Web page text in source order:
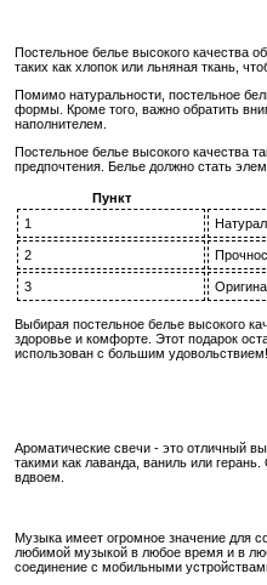
Постельное белье высокого качества
таких как хлопок или льняная ткань,
Помимо натуральности, постельное
формы. Кроме того, важно обратить
наполнителем.
Постельное белье высокого качества
предпочтения. Белье должно стать
Пункт
1
2
3
Выбирая постельное белье высокого
здоровье и комфорте. Этот подарок
использован с большим удовольствием!
Ароматические свечи - это отличный
такими как лаванда, ваниль или
вдвоем.
Музыка имеет огромное значение для
любимой музыкой в любое время и в
соединение с мобильными